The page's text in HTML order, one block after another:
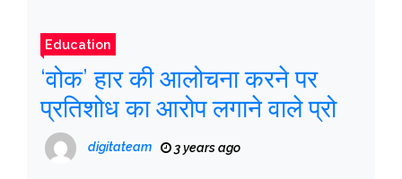
Education
‘वोक’ हार की आलोचना करने पर
प्रतिशोध का आरोप लगाने वाले प्रो
digitateam 3 years ago